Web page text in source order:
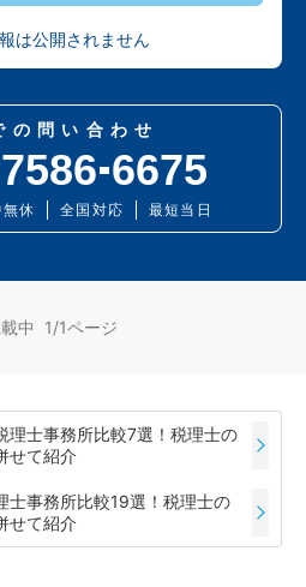
は公開されません
の問い合わせ
7586 6675
休 全国対応 最短当日
中 1/1ページ
理士事務所比較7選！税理士の
せて紹介
士事務所比較19選！税理士の
せて紹介